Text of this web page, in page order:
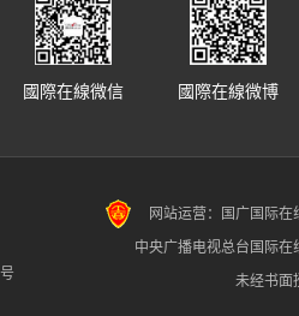
國際在線微博
國際在線微信
网站运营：国广国际在
中央广播电视总台国际
未经书面